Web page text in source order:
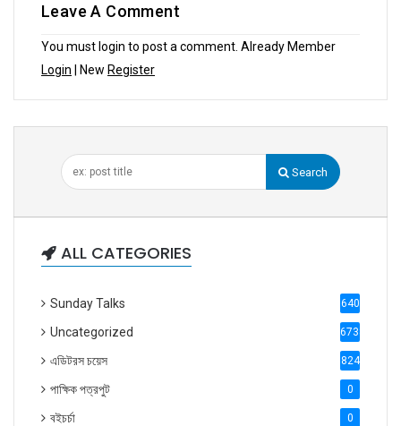
Leave A Comment
You must login to post a comment. Already Member
Login | New Register
Search
ALL CATEGORIES
Sunday Talks 640
Uncategorized 6738
এডিটরস চয়েস 824
পাক্ষিক পত্রপুট 0
বইচর্চা 0